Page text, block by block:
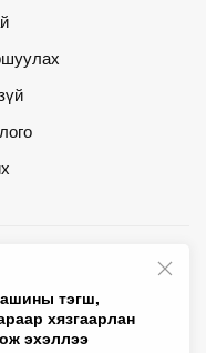
тэгш,
хязгаарлан
эхэллээ
хуулиар хамгаалагдсан